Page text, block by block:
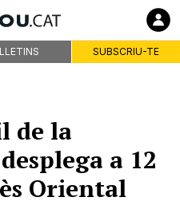
SUBSCRIU-TE
de la
a 12
Oriental